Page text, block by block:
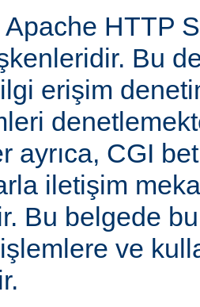
Apache HTTP
Bu
erişim
ayrıca, CGI
iletişim
Bu belgede
ve